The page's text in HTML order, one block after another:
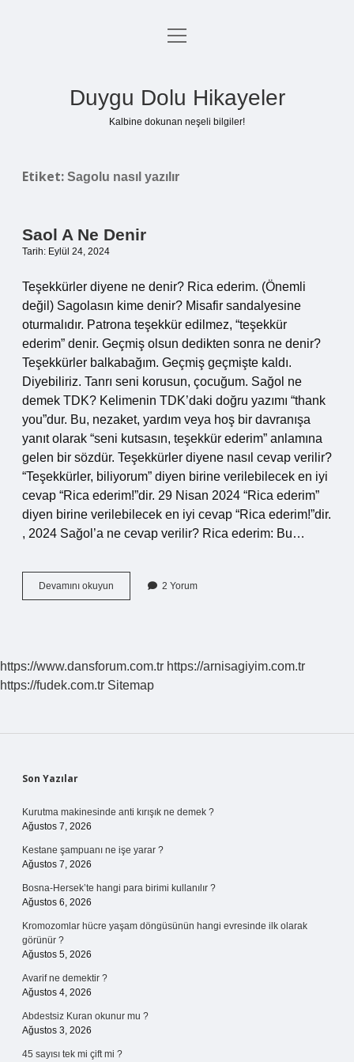
Anasayfa
menüyü
Duygu Dolu Hikayeler
Kalbine dokunan neşeli bilgiler!
Etiket: Sagolu nasıl yazılır
Saol A Ne Denir
Tarih: Eylül 24, 2024
Teşekkürler diyene ne denir? Rica ederim. (Önemli
değil) Sagolasın kime denir? Misafir sandalyesine
oturmalıdır. Patrona teşekkür edilmez, “teşekkür
ederim” denir. Geçmiş olsun dedikten sonra ne denir?
Teşekkürler balkabağım. Geçmiş geçmişte kaldı.
Diyebiliriz. Tanrı seni korusun, çocuğum. Sağol ne
demek TDK? Kelimenin TDK’daki doğru yazımı “thank
you”dur. Bu, nezaket, yardım veya hoş bir davranışa
yanıt olarak “seni kutsasın, teşekkür ederim” anlamına
gelen bir sözdür. Teşekkürler diyene nasıl cevap verilir?
“Teşekkürler, biliyorum” diyen birine verilebilecek en iyi
cevap “Rica ederim!”dir. 29 Nisan 2024 “Rica ederim”
diyen birine verilebilecek en iyi cevap “Rica ederim!”dir.
, 2024 Sağol’a ne cevap verilir? Rica ederim: Bu…
Devamını okuyun
A
2 Yorum
https://www.dansforum.com.tr https://arnisagiyim.com.tr
https://fudek.com.tr Sitemap
Sidebar
Son Yazılar
Kurutma makinesinde anti kırışık ne demek ?
Ağustos 7, 2026
Kestane şampuanı ne işe yarar ?
Ağustos 7, 2026
Bosna-Hersek’te hangi para birimi kullanılır ?
Ağustos 6, 2026
Kromozomlar hücre yaşam döngüsünün hangi evresinde ilk olarak
görünür ?
Ağustos 5, 2026
Avarif ne demektir ?
Ağustos 4, 2026
Abdestsiz Kuran okunur mu ?
Ağustos 3, 2026
45 sayısı tek mi çift mi ?